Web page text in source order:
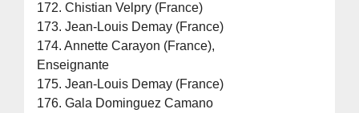
172. Chistian Velpry (France)
173. Jean-Louis Demay (France)
174. Annette Carayon (France),
Enseignante
175. Jean-Louis Demay (France)
176. Gala Dominguez Camano